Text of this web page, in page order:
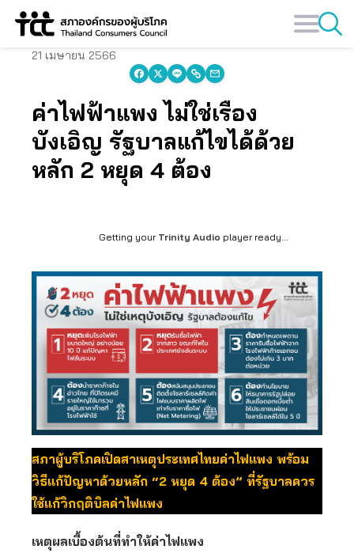
Skip
21 เมษายน 2566
ค่าไฟฟ้าแพง ไม่ใช่เรื่อง
บังเอิญ รัฐบาลแก้ไขได้ด้วย
หลัก 2 หยุด 4 ต้อง
Getting your Trinity Audio player ready...
สภาผู้บริโภคเปิดสาเหตุประเทศไทยค่าไฟแพง พร้อม
วิธีแก้ปัญหาด้วยหลัก “2 หยุด 4 ต้อง” ที่รัฐบาลควร
ใช้แก้วิกฤติบิลค่าไฟแพง
เหตุผลเบื้องต้นที่ทำให้ค่าไฟแพง